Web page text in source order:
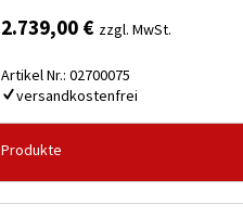
2.739,00 € zzgl. MwSt.
Artikel Nr.: 02700075
versandkostenfrei
Produkte